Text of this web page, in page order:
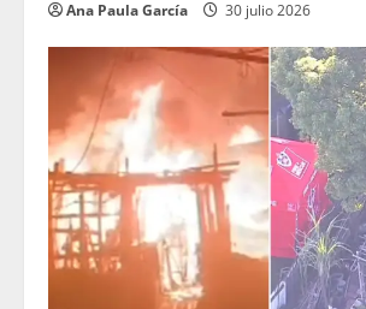
Ana Paula García 30 julio 2026